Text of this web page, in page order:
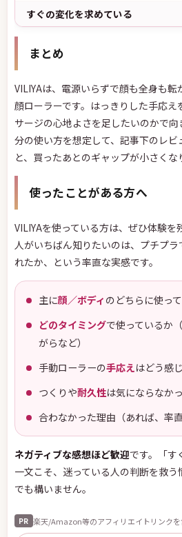
すぐの変化を求めている
まとめ
VILIYAは、電源いらずで顔も全身も
顔ローラーです。はっきりした手応え
サージの心地よさを足したいのかで
分の使い方を想定して、記事下のレビ
と、買ったあとのギャップが小さくな
使ったことがある方へ
VILIYAを使っている方は、ぜひ体験
人がいちばん知りたいのは、プチプ
れたか、という率直な実感です。
主に顔／ボディ のどちらに使っ
どのタイミングで使っているか
がらなど）
手動ローラーの手応えはどう感
つくりや耐久性は気にならなか
合わなかった理由（あれば、率直
ネガティブな感想ほど歓迎です。「す
一文こそ、迷っている人の判断を救
でも構いません。
PR 楽天/Amazon等のアフィリエイトリンクを